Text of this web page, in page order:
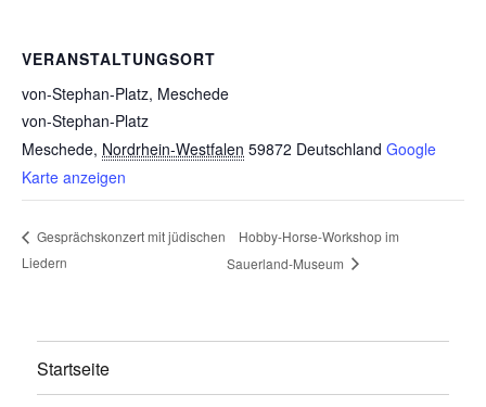
VERANSTALTUNGSORT
von-Stephan-Platz, Meschede
von-Stephan-Platz
Meschede, Nordrhein-Westfalen 59872 Deutschland Google
Karte anzeigen
Gesprächskonzert mit jüdischen
Liedern
Hobby-Horse-Workshop im
Sauerland-Museum
Startseite